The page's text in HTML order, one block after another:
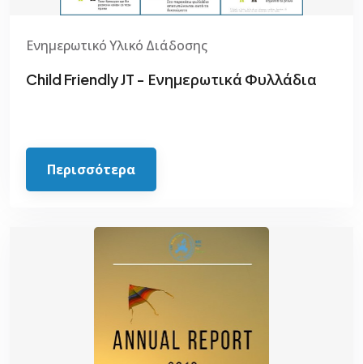
Ενημερωτικό Υλικό Διάδοσης
Child Friendly JT - Ενημερωτικά Φυλλάδια
Περισσότερα